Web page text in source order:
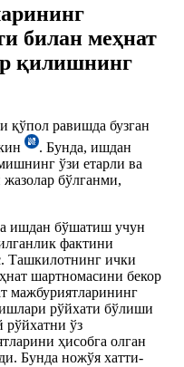
билан меҳнат
қилишнинг
қўпол равишда бузган
. Бунда, ишдан
ўзи етарли ва
бўлганми,
ишдан бўшатиш учун
фактини
Ташкилотнинг ички
шартномасини бекор
мажбуриятларининг
рўйхати бўлиши
рўйхатни ўз
ҳисобга олган
Бунда ножўя хатти-